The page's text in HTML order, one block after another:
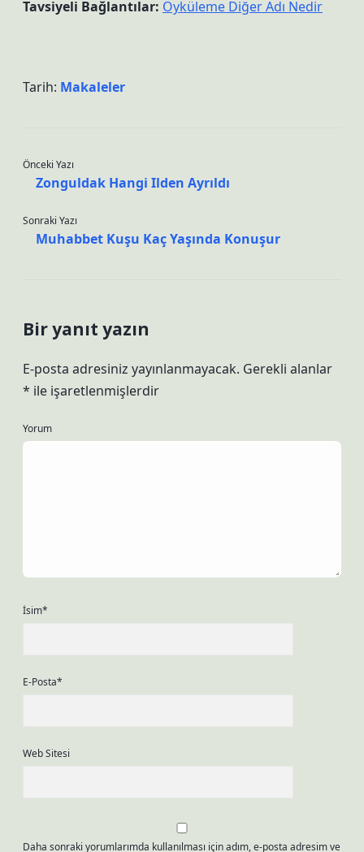
Tavsiyeli Bağlantılar: Öyküleme Diğer Adı Nedir
Tarih: Makaleler
Önceki Yazı
Zonguldak Hangi Ilden Ayrıldı
Sonraki Yazı
Muhabbet Kuşu Kaç Yaşında Konuşur
Bir yanıt yazın
E-posta adresiniz yayınlanmayacak. Gerekli alanlar
* ile işaretlenmişlerdir
Yorum
İsim*
E-Posta*
Web Sitesi
Daha sonraki yorumlarımda kullanılması için adım, e-posta adresim ve